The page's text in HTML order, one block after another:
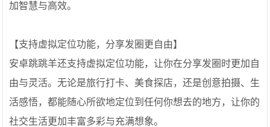
加智慧与高效。
【支持虚拟定位功能，分享发圈更自由】
安卓跳跳羊还支持虚拟定位功能，让你在分享发圈时更加自
由与灵活。无论是旅行打卡、美食探店，还是创意拍摄、生
活感悟，都能随心所欲地定位到任何你想去的地方，让你的
社交生活更加丰富多彩与充满想象。